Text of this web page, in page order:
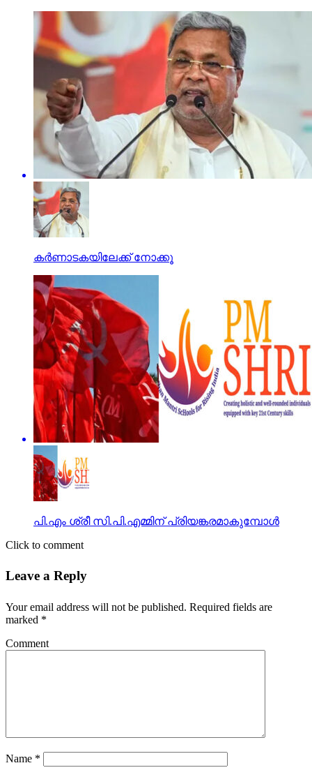
കര്‍ണാടകയിലേക്ക് നോക്കൂ
പി.എം ശ്രീ സി.പി.എമ്മിന് പ്രിയങ്കരമാകുമ്പോള്‍
Click to comment
Leave a Reply
Your email address will not be published. Required fields are
marked *
Comment
Name *